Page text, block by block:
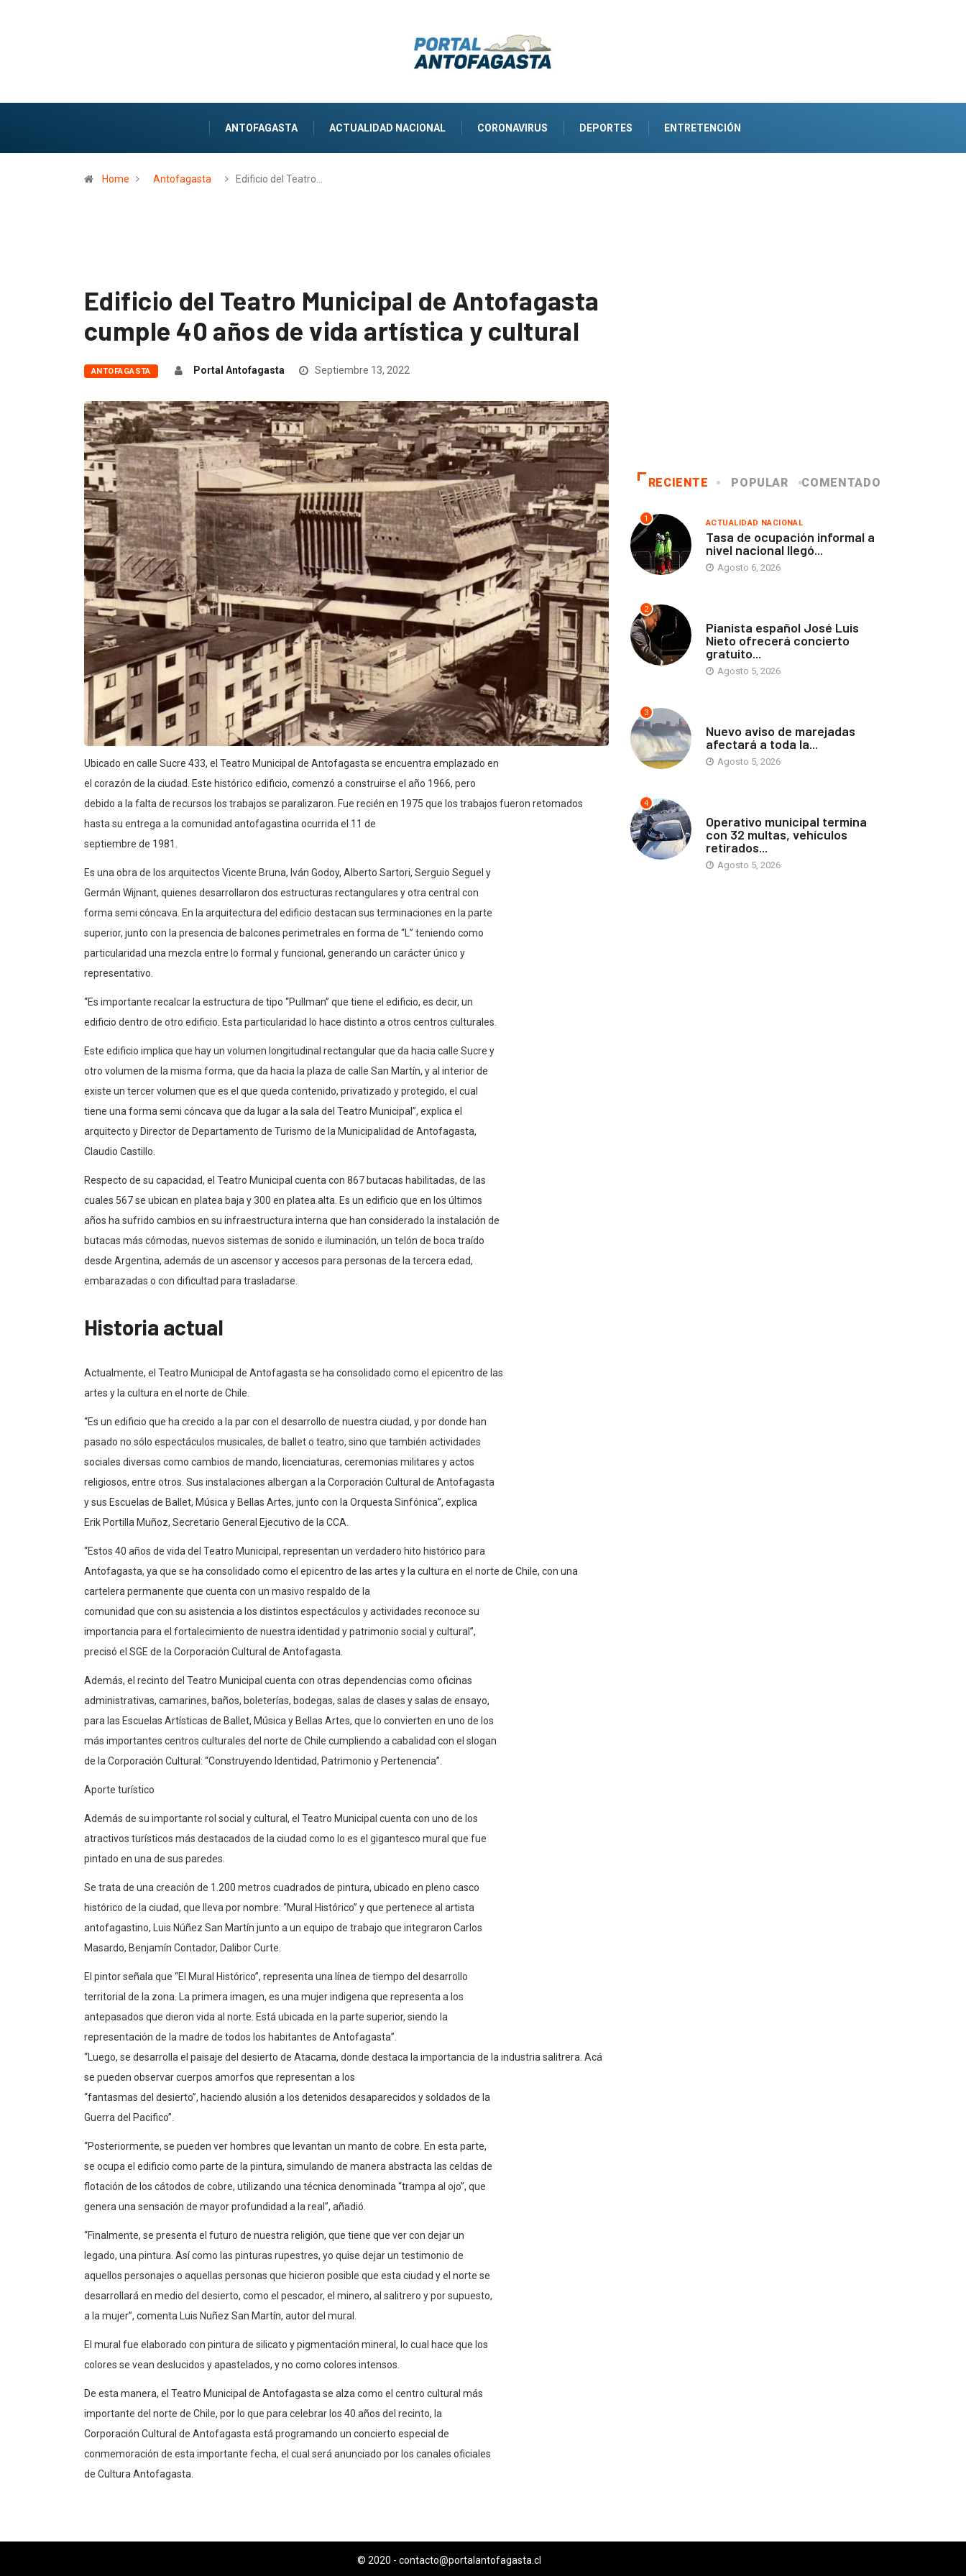
ANTOFAGASTA ACTUALIDAD NACIONAL CORONAVIRUS DEPORTES ENTRETENCIÓN
Home Antofagasta Edificio del Teatro…
Edificio del Teatro Municipal de Antofagasta
cumple 40 años de vida artística y cultural
ANTOFAGASTA Portal Antofagasta Septiembre 13, 2022
Ubicado en calle Sucre 433, el Teatro Municipal de Antofagasta se encuentra emplazado en
el corazón de la ciudad. Este histórico edificio, comenzó a construirse el año 1966, pero
debido a la falta de recursos los trabajos se paralizaron. Fue recién en 1975 que los trabajos fueron retomados
hasta su entrega a la comunidad antofagastina ocurrida el 11 de
septiembre de 1981.
Es una obra de los arquitectos Vicente Bruna, Iván Godoy, Alberto Sartori, Serguio Seguel y
Germán Wijnant, quienes desarrollaron dos estructuras rectangulares y otra central con
forma semi cóncava. En la arquitectura del edificio destacan sus terminaciones en la parte
superior, junto con la presencia de balcones perimetrales en forma de “L” teniendo como
particularidad una mezcla entre lo formal y funcional, generando un carácter único y
representativo.
“Es importante recalcar la estructura de tipo “Pullman” que tiene el edificio, es decir, un
edificio dentro de otro edificio. Esta particularidad lo hace distinto a otros centros culturales.
Este edificio implica que hay un volumen longitudinal rectangular que da hacia calle Sucre y
otro volumen de la misma forma, que da hacia la plaza de calle San Martín, y al interior de
existe un tercer volumen que es el que queda contenido, privatizado y protegido, el cual
tiene una forma semi cóncava que da lugar a la sala del Teatro Municipal”, explica el
arquitecto y Director de Departamento de Turismo de la Municipalidad de Antofagasta,
Claudio Castillo.
Respecto de su capacidad, el Teatro Municipal cuenta con 867 butacas habilitadas, de las
cuales 567 se ubican en platea baja y 300 en platea alta. Es un edificio que en los últimos
años ha sufrido cambios en su infraestructura interna que han considerado la instalación de
butacas más cómodas, nuevos sistemas de sonido e iluminación, un telón de boca traído
desde Argentina, además de un ascensor y accesos para personas de la tercera edad,
embarazadas o con dificultad para trasladarse.
Historia actual
Actualmente, el Teatro Municipal de Antofagasta se ha consolidado como el epicentro de las
artes y la cultura en el norte de Chile.
“Es un edificio que ha crecido a la par con el desarrollo de nuestra ciudad, y por donde han
pasado no sólo espectáculos musicales, de ballet o teatro, sino que también actividades
sociales diversas como cambios de mando, licenciaturas, ceremonias militares y actos
religiosos, entre otros. Sus instalaciones albergan a la Corporación Cultural de Antofagasta
y sus Escuelas de Ballet, Música y Bellas Artes, junto con la Orquesta Sinfónica”, explica
Erik Portilla Muñoz, Secretario General Ejecutivo de la CCA.
“Estos 40 años de vida del Teatro Municipal, representan un verdadero hito histórico para
Antofagasta, ya que se ha consolidado como el epicentro de las artes y la cultura en el norte de Chile, con una
cartelera permanente que cuenta con un masivo respaldo de la
comunidad que con su asistencia a los distintos espectáculos y actividades reconoce su
importancia para el fortalecimiento de nuestra identidad y patrimonio social y cultural”,
precisó el SGE de la Corporación Cultural de Antofagasta.
Además, el recinto del Teatro Municipal cuenta con otras dependencias como oficinas
administrativas, camarines, baños, boleterías, bodegas, salas de clases y salas de ensayo,
para las Escuelas Artísticas de Ballet, Música y Bellas Artes, que lo convierten en uno de los
más importantes centros culturales del norte de Chile cumpliendo a cabalidad con el slogan
de la Corporación Cultural: “Construyendo Identidad, Patrimonio y Pertenencia”.
Aporte turístico
Además de su importante rol social y cultural, el Teatro Municipal cuenta con uno de los
atractivos turísticos más destacados de la ciudad como lo es el gigantesco mural que fue
pintado en una de sus paredes.
Se trata de una creación de 1.200 metros cuadrados de pintura, ubicado en pleno casco
histórico de la ciudad, que lleva por nombre: “Mural Histórico” y que pertenece al artista
antofagastino, Luis Núñez San Martín junto a un equipo de trabajo que integraron Carlos
Masardo, Benjamín Contador, Dalibor Curte.
El pintor señala que “El Mural Histórico”, representa una línea de tiempo del desarrollo
territorial de la zona. La primera imagen, es una mujer indigena que representa a los
antepasados que dieron vida al norte. Está ubicada en la parte superior, siendo la
representación de la madre de todos los habitantes de Antofagasta”.
“Luego, se desarrolla el paisaje del desierto de Atacama, donde destaca la importancia de la industria salitrera. Acá
se pueden observar cuerpos amorfos que representan a los
“fantasmas del desierto”, haciendo alusión a los detenidos desaparecidos y soldados de la
Guerra del Pacifico”.
“Posteriormente, se pueden ver hombres que levantan un manto de cobre. En esta parte,
se ocupa el edificio como parte de la pintura, simulando de manera abstracta las celdas de
flotación de los cátodos de cobre, utilizando una técnica denominada “trampa al ojo”, que
genera una sensación de mayor profundidad a la real”, añadió.
“Finalmente, se presenta el futuro de nuestra religión, que tiene que ver con dejar un
legado, una pintura. Así como las pinturas rupestres, yo quise dejar un testimonio de
aquellos personajes o aquellas personas que hicieron posible que esta ciudad y el norte se
desarrollará en medio del desierto, como el pescador, el minero, al salitrero y por supuesto,
a la mujer”, comenta Luis Nuñez San Martín, autor del mural.
El mural fue elaborado con pintura de silicato y pigmentación mineral, lo cual hace que los
colores se vean deslucidos y apastelados, y no como colores intensos.
De esta manera, el Teatro Municipal de Antofagasta se alza como el centro cultural más
importante del norte de Chile, por lo que para celebrar los 40 años del recinto, la
Corporación Cultural de Antofagasta está programando un concierto especial de
conmemoración de esta importante fecha, el cual será anunciado por los canales oficiales
de Cultura Antofagasta.
RECIENTE POPULAR COMENTADO
1 ACTUALIDAD NACIONAL
Tasa de ocupación informal a
nivel nacional llegó...
Agosto 6, 2026
2
Pianista español José Luis
Nieto ofrecerá concierto
gratuito...
Agosto 5, 2026
3
Nuevo aviso de marejadas
afectará a toda la...
Agosto 5, 2026
4
Operativo municipal termina
con 32 multas, vehículos
retirados...
Agosto 5, 2026
© 2020 - contacto@portalantofagasta.cl